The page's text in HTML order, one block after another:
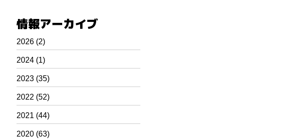
情報アーカイブ
2026(2)
2024(1)
2023(35)
2022 (52)
2021 (44)
2020(63)